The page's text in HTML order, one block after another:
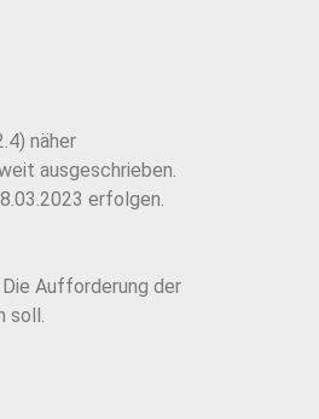
näher
ausgeschrieben.
erfolgen.
Aufforderung der
soll.